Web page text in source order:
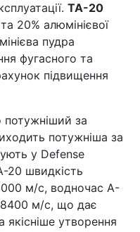
ТА-20
20% алюмінієвої
пудра
фугасного та
підвищення
потужніший за
потужніша за
у Defense
20 швидкість
м/с, водночас A-
8400 м/с, що дає
якісніше утворення